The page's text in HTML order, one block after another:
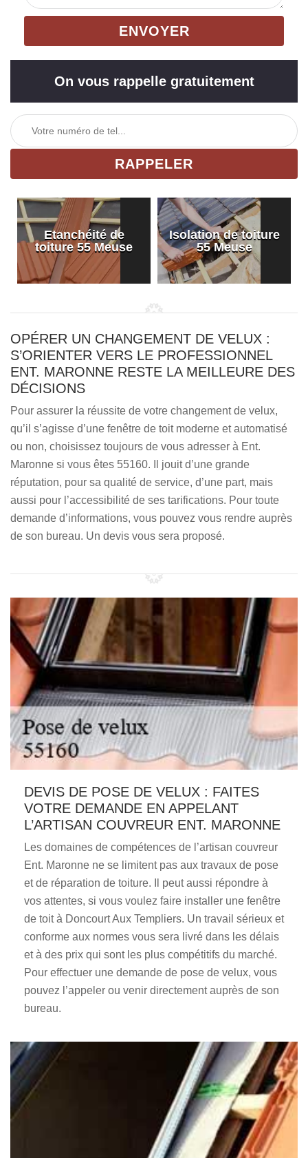
On vous rappelle gratuitement
Etanchéité de
toiture 55 Meuse
Isolation de toiture
55 Meuse
OPÉRER UN CHANGEMENT DE VELUX :
S’ORIENTER VERS LE PROFESSIONNEL
ENT. MARONNE RESTE LA MEILLEURE DES
DÉCISIONS
Pour assurer la réussite de votre changement de velux,
qu’il s’agisse d’une fenêtre de toit moderne et automatisé
ou non, choisissez toujours de vous adresser à Ent.
Maronne si vous êtes 55160. Il jouit d’une grande
réputation, pour sa qualité de service, d’une part, mais
aussi pour l’accessibilité de ses tarifications. Pour toute
demande d’informations, vous pouvez vous rendre auprès
de son bureau. Un devis vous sera proposé.
DEVIS DE POSE DE VELUX : FAITES
VOTRE DEMANDE EN APPELANT
L’ARTISAN COUVREUR ENT. MARONNE
Les domaines de compétences de l’artisan couvreur
Ent. Maronne ne se limitent pas aux travaux de pose
et de réparation de toiture. Il peut aussi répondre à
vos attentes, si vous voulez faire installer une fenêtre
de toit à Doncourt Aux Templiers. Un travail sérieux et
conforme aux normes vous sera livré dans les délais
et à des prix qui sont les plus compétitifs du marché.
Pour effectuer une demande de pose de velux, vous
pouvez l’appeler ou venir directement auprès de son
bureau.